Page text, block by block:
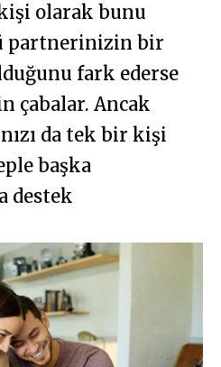
olarak bunu
partnerinizin bir
fark ederse
çabalar. Ancak
da tek bir kişi
başka
destek